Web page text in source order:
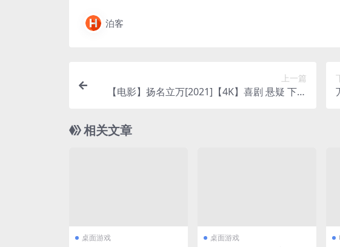
泊客
上一篇
【电影】扬名立万[2021]【4K】喜剧 悬疑 下载
相关文章
桌面游戏 桌面游戏